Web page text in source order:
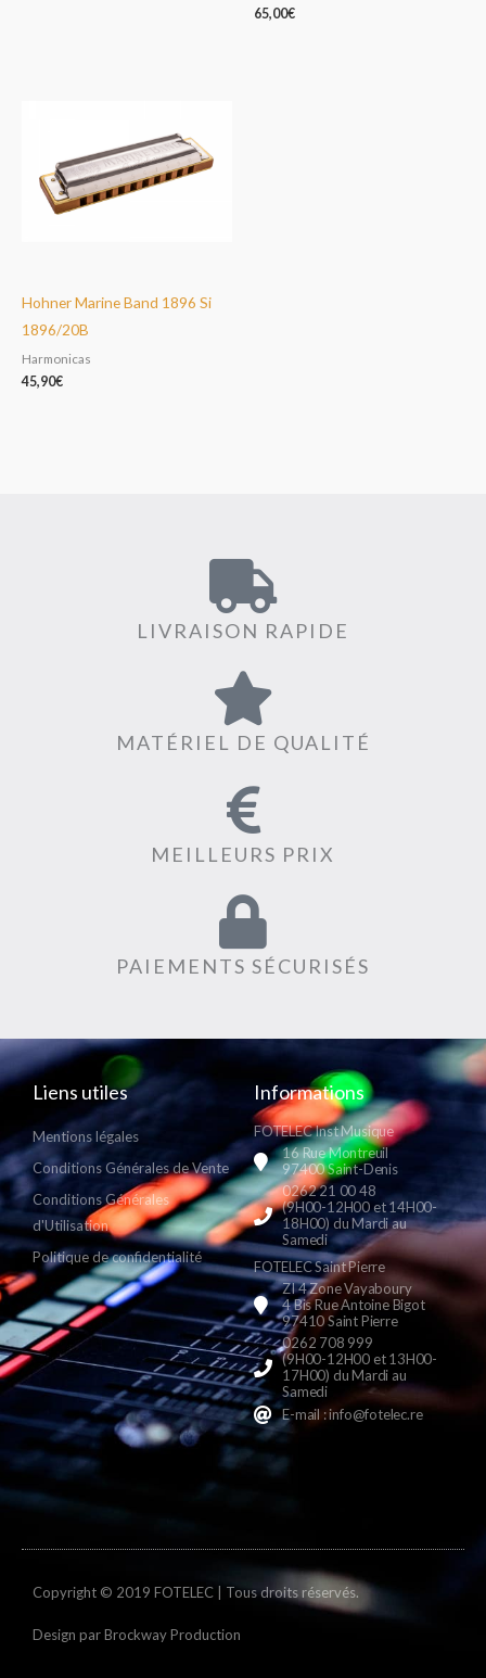
65,00€
Hohner Marine Band 1896 Si
1896/20B
Harmonicas
45,90€
LIVRAISON RAPIDE
MATÉRIEL DE QUALITÉ
MEILLEURS PRIX
PAIEMENTS SÉCURISÉS
Liens utiles
Mentions légales
Conditions Générales de Vente
Conditions Générales
d'Utilisation
Politique de confidentialité
Informations
FOTELEC Inst Musique
16 Rue Montreuil
97400 Saint-Denis
0262 21 00 48
(9H00-12H00 et 14H00-
18H00) du Mardi au
Samedi
FOTELEC Saint Pierre
ZI 4 Zone Vayaboury
4 Bis Rue Antoine Bigot
97410 Saint Pierre
0262 708 999
(9H00-12H00 et 13H00-
17H00) du Mardi au
Samedi
E-mail : info@fotelec.re
Copyright © 2019 FOTELEC | Tous droits réservés.
Design parBrockway Production